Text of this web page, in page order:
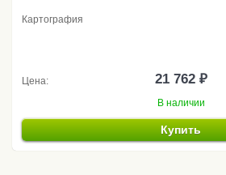
Картография
Цена: 21 762 ₽
В наличии
Купить